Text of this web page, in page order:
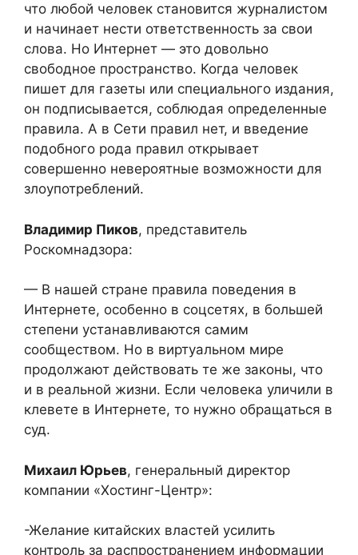
что любой человек становится журналистом
и начинает нести ответственность за свои
слова. Но Интернет — это довольно
свободное пространство. Когда человек
пишет для газеты или специального издания,
он подписывается, соблюдая определенные
правила. А в Сети правил нет, и введение
подобного рода правил открывает
совершенно невероятные возможности для
злоупотреблений.
Владимир Пиков, представитель
Роскомнадзора:
— В нашей стране правила поведения в
Интернете, особенно в соцсетях, в большей
степени устанавливаются самим
сообществом. Но в виртуальном мире
продолжают действовать те же законы, что
и в реальной жизни. Если человека уличили в
клевете в Интернете, то нужно обращаться в
суд.
Михаил Юрьев, генеральный директор
компании «Хостинг-Центр»:
-Желание китайских властей усилить
контроль за распространением информации